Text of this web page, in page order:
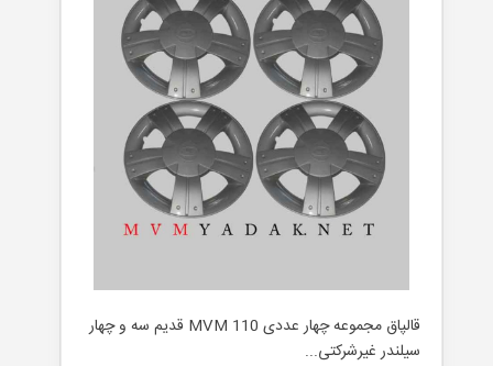
قالپاق مجموعه چهار عددی MVM 110 قدیم سه و چهار
سیلندر غیرشرکتی...